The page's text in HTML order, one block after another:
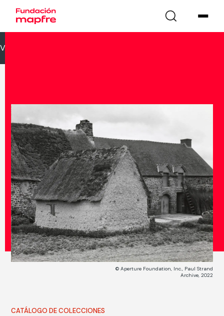
VOLVER
© Aperture Foundation, Inc., Paul Strand
Archive, 2022
CATÁLOGO DE COLECCIONES